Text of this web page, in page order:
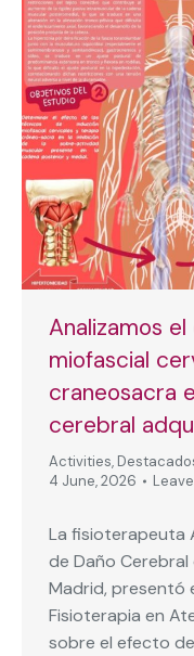
Analizamos
miofascial
craneosacra
cerebral
Activities,
4 June, 2026
La fisioterapeuta
de Daño
Madrid, presentó
Fisioterapia en
sobre el efecto